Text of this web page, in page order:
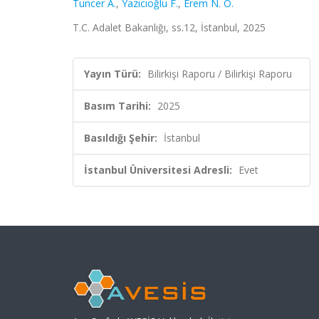
Tuncer A., Yazıcıoğlu F., Erem N. Ö.
T.C. Adalet Bakanlığı, ss.12, İstanbul, 2025
Yayın Türü: Bilirkişi Raporu / Bilirkişi Raporu
Basım Tarihi: 2025
Basıldığı Şehir: İstanbul
İstanbul Üniversitesi Adresli: Evet